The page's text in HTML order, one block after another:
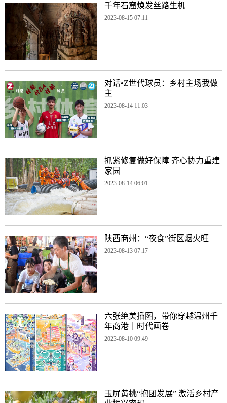
千年石窟焕发丝路生机
2023-08-15 07:11
对话•Z世代球员：乡村主场我做
主
2023-08-14 11:03
抓紧修复做好保障 齐心协力重建
家园
2023-08-14 06:01
陕西商州：“夜食”街区烟火旺
2023-08-13 07:17
六张绝美插图，带你穿越温州千
年商港｜时代画卷
2023-08-10 09:49
玉屏黄桃“抱团发展” 激活乡村产